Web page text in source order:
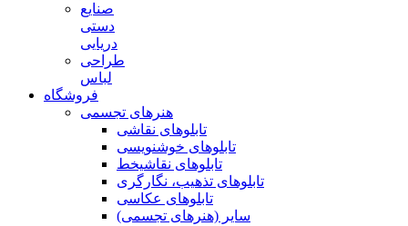
صنایع
دستی
دریایی
طراحی
لباس
فروشگاه
هنرهای تجسمی
تابلوهای نقاشی
تابلوهای خوشنویسی
تابلوهای نقاشیخط
تابلوهای تذهیب، نگارگری
تابلوهای عکاسی
سایر (هنرهای تجسمی)